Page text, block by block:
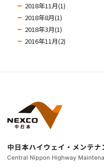
2018年11月(1)
2018年8月(1)
2018年3月(1)
2016年11月(2)